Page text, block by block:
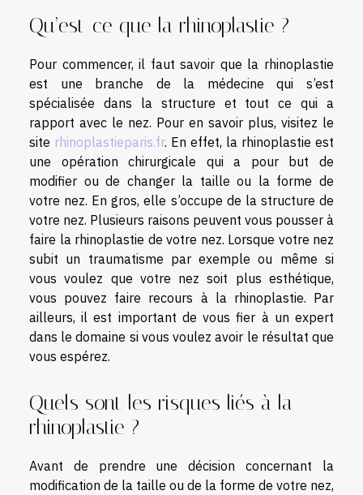
Qu’est-ce que la rhinoplastie ?
Pour commencer, il faut savoir que la rhinoplastie
est une branche de la médecine qui s’est
spécialisée dans la structure et tout ce qui a
rapport avec le nez. Pour en savoir plus, visitez le
site rhinoplastieparis.fr. En effet, la rhinoplastie est
une opération chirurgicale qui a pour but de
modifier ou de changer la taille ou la forme de
votre nez. En gros, elle s’occupe de la structure de
votre nez. Plusieurs raisons peuvent vous pousser à
faire la rhinoplastie de votre nez. Lorsque votre nez
subit un traumatisme par exemple ou même si
vous voulez que votre nez soit plus esthétique,
vous pouvez faire recours à la rhinoplastie. Par
ailleurs, il est important de vous fier à un expert
dans le domaine si vous voulez avoir le résultat que
vous espérez.
Quels sont les risques liés à la
rhinoplastie ?
Avant de prendre une décision concernant la
modification de la taille ou de la forme de votre nez,